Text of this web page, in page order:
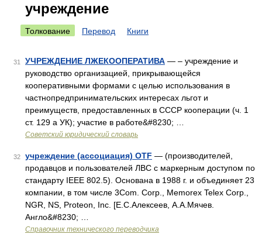
учреждение
Толкование Перевод Книги
31 УЧРЕЖДЕНИЕ ЛЖЕКООПЕРАТИВА — – учреждение и
руководство организацией, прикрывающейся
кооперативными формами с целью использования в
частнопредпринимательских интересах льгот и
преимуществ, предоставленных в СССР кооперации (ч. 1
ст. 129 а УК); участие в работе&#8230; …
Советский юридический словарь
32 учреждение (ассоциация) OTF — (производителей,
продавцов и пользователей ЛВС с маркерным доступом по
стандарту IEEE 802.5). Основана в 1988 г. и объединяет 23
компании, в том числе 3Com. Corp., Memorex Telex Corp.,
NGR, NS, Proteon, Inc. [Е.С.Алексеев, А.А.Мячев.
Англо&#8230; …
Справочник технического переводчика